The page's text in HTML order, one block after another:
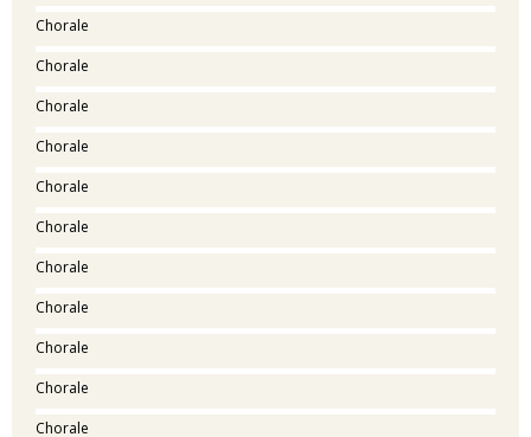
Chorale
Chorale
Chorale
Chorale
Chorale
Chorale
Chorale
Chorale
Chorale
Chorale
Chorale